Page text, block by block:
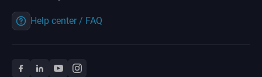
Help center / FAQ